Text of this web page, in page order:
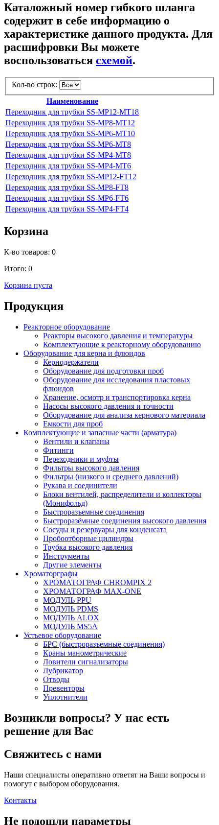
Каталожный номер гибкого шланга
содержит в себе информацию о
характеристике данного продукта. Для
расшифровки Вы можете
воспользоваться схемой.
Кол-во строк:
Наименование
Переходник для трубки SS-MP12-MT18
Переходник для трубки SS-MP8-MT12
Переходник для трубки SS-MP6-MT10
Переходник для трубки SS-MP6-MT8
Переходник для трубки SS-MP4-MT8
Переходник для трубки SS-MP4-MT6
Переходник для трубки SS-MP12-FT12
Переходник для трубки SS-MP8-FT8
Переходник для трубки SS-MP6-FT6
Переходник для трубки SS-MP4-FT4
Корзина
К-во товаров: 0
Итого: 0
Корзина пуста
Продукция
Реакторное оборудование
Реакторы высокого давления и температуры
Комплектующие к реакторному оборудованию
Оборудование для керна и флюидов
Кернодержатели
Оборудование для подготовки проб
Оборудование для исследования пластовых
флюидов
Хранение, осмотр и транспортировка керна
Насосы высокого давления и точности
Оборудование для анализа кернового материала
Емкости для проб
Комплектующие и запасные части (арматура)
Вентили и клапаны
Фитинги
Переходники и муфты
Фильтры высокого давления
Фильтры (низкого и среднего давлений)
Рукава и соединители
Блоки вентилей, распределители и коллекторы
(Монифольд)
Быстроразъемные соединения
Быстроразёмные соединения высокого давления
Сосуды и резервуары для конденсата
Пробоотборные цилиндры
Трубка высокого давления
Инструменты
Другие элементы
Хроматорграфы
ХРОМАТОГРАФ CHROMPIX 2
ХРОМАТОГРАФ MAX-ONE
МОДУЛЬ PPU
МОДУЛЬ PDMS
МОДУЛЬ ALOX
МОДУЛЬ MS5A
Устьевое оборудование
БРС (быстроразъемные соединения)
Краны манометрические
Ловители сигнализаторы
Лубрикатор
Отводы
Превенторы
Уплотнители
Возникли вопросы? У нас есть
решение для Вас
Свяжитесь с нами
Наши специалисты оперативно ответят на Ваши вопросы и
помогут с выбором оборудования.
Контакты
Не подошли параметры